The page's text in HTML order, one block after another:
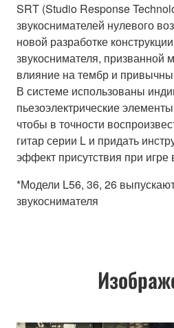
SRT (Studio Response
звукоснимателей нулевого
новой разработке
звукоснимателя, призванной
влияние на тембр и
В системе использованы
пьезоэлектрические
чтобы в точности
гитар серии L и придать
эффект присутствия при игре
*Модели L56, 36, 26
звукоснимателя